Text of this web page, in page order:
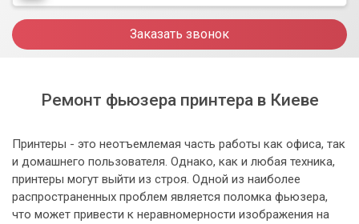
Заказать звонок
Ремонт фьюзера принтера в Киеве
Принтеры - это неотъемлемая часть работы как офиса, так
и домашнего пользователя. Однако, как и любая техника,
принтеры могут выйти из строя. Одной из наиболее
распространенных проблем является поломка фьюзера,
что может привести к неравномерности изображения на